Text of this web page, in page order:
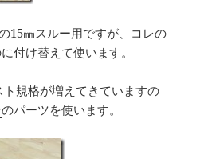
15㎜スルー用ですが、コレの
付け替えて使います。
規格が増えてきていますの
のパーツを使います。